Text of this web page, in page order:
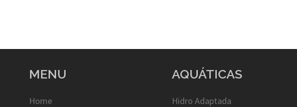
MENU
Home
AQUÁTICAS
Hidro Adaptada